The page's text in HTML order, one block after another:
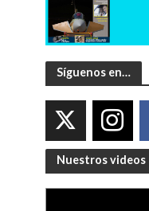
Síguenos en…
Nuestros videos